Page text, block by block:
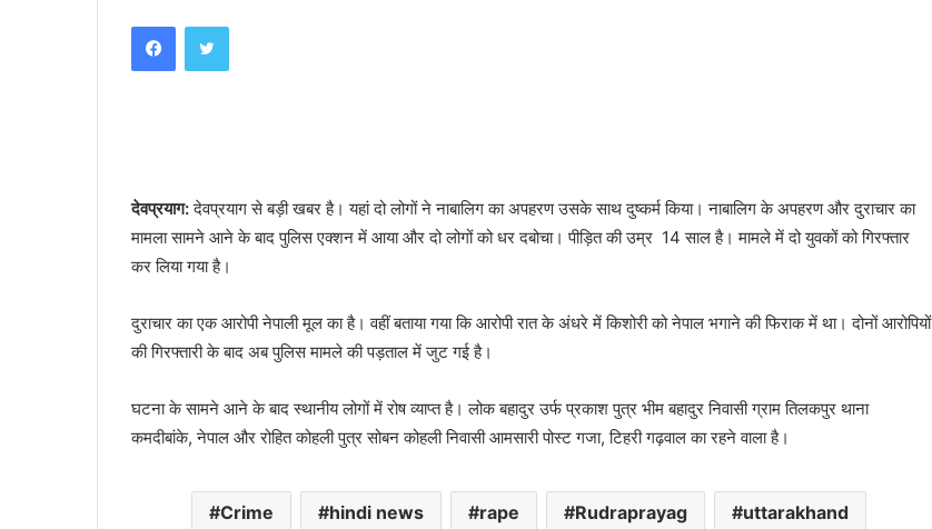
FacebookTwitter
देवप्रयाग:देवप्रयाग से बड़ी खबर है। यहां दो लोगों ने नाबालिग का अपहरण उसके साथ दुष्कर्म किया। नाबालिग के अपहरण और दुराचार का
मामला सामने आने के बाद पुलिस एक्शन में आया और दो लोगों को धर दबोचा। पीड़ित की उम्र 14 साल है। मामले में दो युवकों को गिरफ्तार
कर लिया गया है।
दुराचार का एक आरोपी नेपाली मूल का है। वहीं बताया गया कि आरोपी रात के अंधरे में किशोरी को नेपाल भगाने की फिराक में था। दोनों आरोपियों
की गिरफ्तारी के बाद अब पुलिस मामले की पड़ताल में जुट गई है।
घटना के सामने आने के बाद स्थानीय लोगों में रोष व्याप्त है। लोक बहादुर उर्फ प्रकाश पुत्र भीम बहादुर निवासी ग्राम तिलकपुर थाना
कमदीबांके, नेपाल और रोहित कोहली पुत्र सोबन कोहली निवासी आमसारी पोस्ट गजा, टिहरी गढ़वाल का रहने वाला है।
Crime hindi news rape Rudraprayag uttarakhand